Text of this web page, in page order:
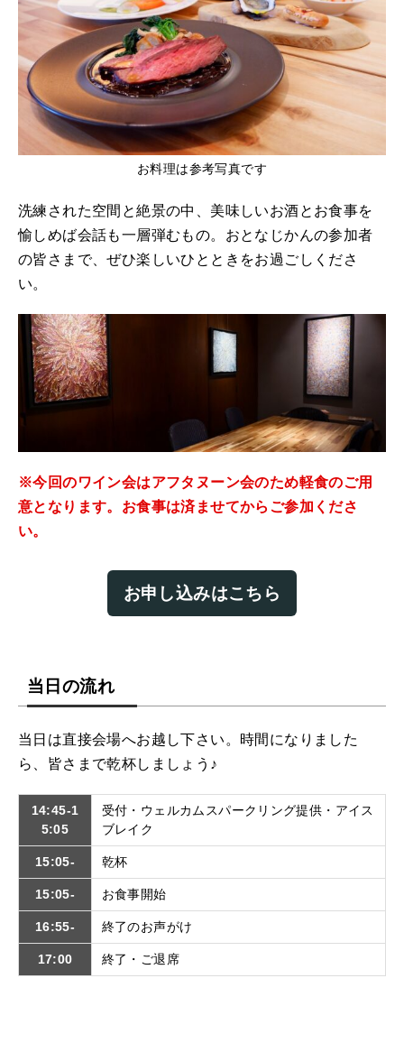
お料理は参考写真です
洗練された空間と絶景の中、美味しいお酒とお食事を
愉しめば会話も一層弾むもの。おとなじかんの参加者
の皆さまで、ぜひ楽しいひとときをお過ごしくださ
い。
※今回のワイン会はアフタヌーン会のため軽食のご用
意となります。お食事は済ませてからご参加くださ
い。
お申し込みはこちら
当日の流れ
当日は直接会場へお越し下さい。時間になりました
ら、皆さまで乾杯しましょう♪
14:45-1
5:05
受付・ウェルカムスパークリング提供・アイス
ブレイク
15:05- 乾杯
15:05- お食事開始
16:55- 終了のお声がけ
17:00 終了・ご退席